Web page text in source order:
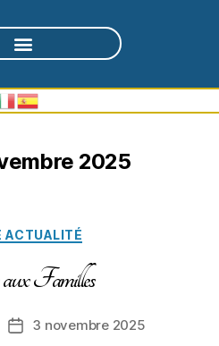
2025
ACTUALITÉ
aux Familles
3 novembre 2025